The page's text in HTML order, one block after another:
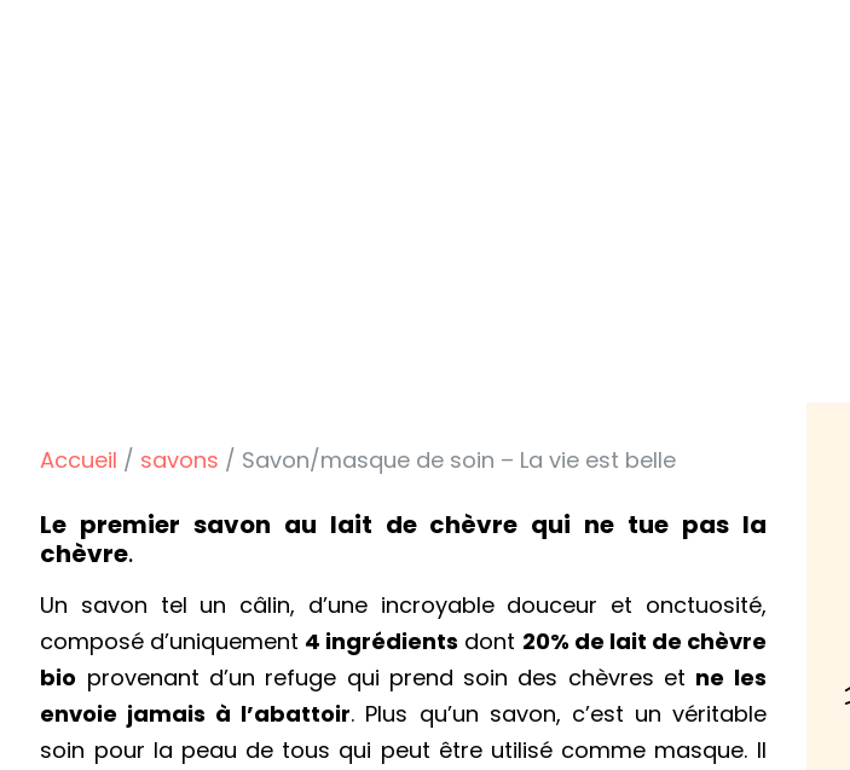
Accueil / savons / Savon/masque de soin – La vie est belle
Le premier savon au lait de chèvre qui ne tue pas la
chèvre.
Un savon tel un câlin, d’une incroyable douceur et onctuosité,
composé d’uniquement 4 ingrédients dont 20% de lait de chèvre
bio provenant d’un refuge qui prend soin des chèvres et ne les
envoie jamais à l’abattoir. Plus qu’un savon, c’est un véritable
soin pour la peau de tous qui peut être utilisé comme masque. Il